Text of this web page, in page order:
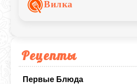
Рецепты
Первые Блюда
Вилка